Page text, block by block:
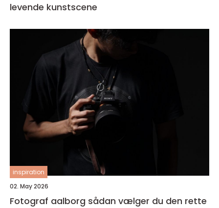
levende kunstscene
inspiration
02. May 2026
Fotograf aalborg sådan vælger du den rette